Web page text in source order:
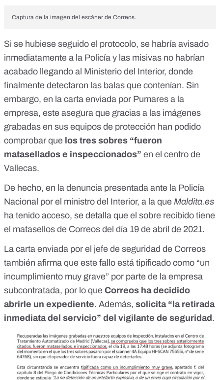
Captura de la imagen del escáner de Correos.
Si se hubiese seguido el protocolo, se habría avisado
inmediatamente a la Policía y las misivas no habrían
acabado llegando al Ministerio del Interior, donde
finalmente detectaron las balas que contenían. Sin
embargo, en la carta enviada por Pumares a la
empresa, este asegura que gracias a las imágenes
grabadas en sus equipos de protección han podido
comprobar que los tres sobres “fueron
matasellados e inspeccionados” en el centro de
Vallecas.
De hecho, en la denuncia presentada ante la Policía
Nacional por el ministro del Interior, a la que Maldita.es
ha tenido acceso, se detalla que el sobre recibido tiene
el matasellos de Correos del día 19 de abril de 2021.
La carta enviada por el jefe de seguridad de Correos
también afirma que este fallo está tipificado como “un
incumplimiento muy grave” por parte de la empresa
subcontratada, por lo que Correos ha decidido
abrirle un expediente. Además, solicita “la retirada
inmediata del servicio” del vigilante de seguridad .